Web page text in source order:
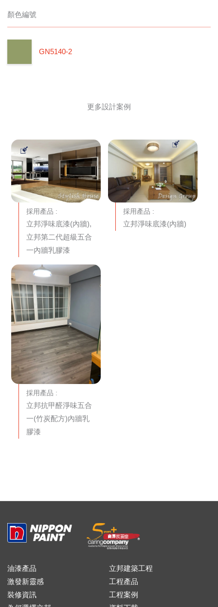
顏色編號
GN5140-2
更多設計案例
採用產品 :
立邦淨味底漆(內牆),
立邦第二代超級五合
一內牆乳膠漆
採用產品 :
立邦淨味底漆(內牆)
採用產品 :
立邦抗甲醛淨味五合
一(竹炭配方)內牆乳
膠漆
油漆產品
激發新靈感
裝修資訊
立邦建築工程
工程產品
工程案例